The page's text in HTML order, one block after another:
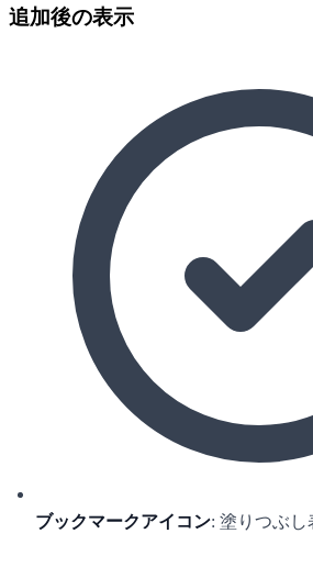
追加後の表示
ブックマークアイコン: 塗りつぶ